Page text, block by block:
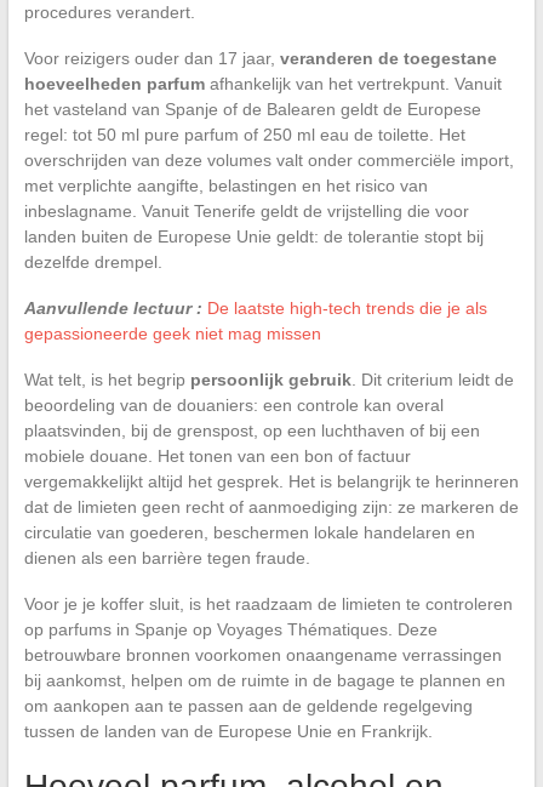
procedures verandert.
Voor reizigers ouder dan 17 jaar, veranderen de toegestane
hoeveelheden parfumafhankelijk van het vertrekpunt. Vanuit
het vasteland van Spanje of de Balearen geldt de Europese
regel: tot 50 ml pure parfum of 250 ml eau de toilette. Het
overschrijden van deze volumes valt onder commerciële import,
met verplichte aangifte, belastingen en het risico van
inbeslagname. Vanuit Tenerife geldt de vrijstelling die voor
landen buiten de Europese Unie geldt: de tolerantie stopt bij
dezelfde drempel.
Aanvullende lectuur : De laatste high-tech trends die je als
gepassioneerde geek niet mag missen
Wat telt, is het begrip persoonlijk gebruik. Dit criterium leidt de
beoordeling van de douaniers: een controle kan overal
plaatsvinden, bij de grenspost, op een luchthaven of bij een
mobiele douane. Het tonen van een bon of factuur
vergemakkelijkt altijd het gesprek. Het is belangrijk te herinneren
dat de limieten geen recht of aanmoediging zijn: ze markeren de
circulatie van goederen, beschermen lokale handelaren en
dienen als een barrière tegen fraude.
Voor je je koffer sluit, is het raadzaam de limieten te controleren
op parfums in Spanje op Voyages Thématiques. Deze
betrouwbare bronnen voorkomen onaangename verrassingen
bij aankomst, helpen om de ruimte in de bagage te plannen en
om aankopen aan te passen aan de geldende regelgeving
tussen de landen van de Europese Unie en Frankrijk.